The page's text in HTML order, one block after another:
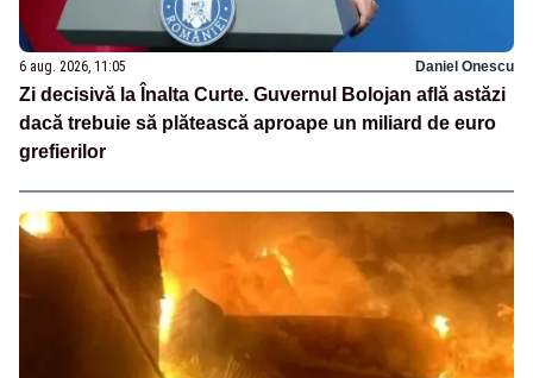
6 aug. 2026, 11:05 Daniel Onescu
Zi decisivă la Înalta Curte. Guvernul Bolojan află astăzi
dacă trebuie să plătească aproape un miliard de euro
grefierilor